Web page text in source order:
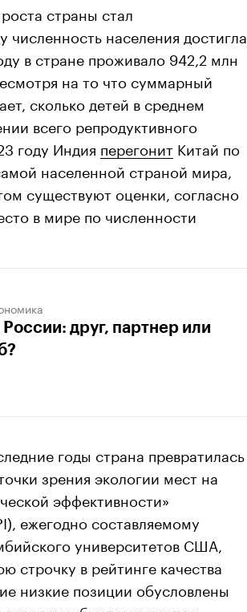
страны стал
населения достигла
в стране проживало 942,2 млн
на то что суммарный
сколько детей в среднем
всего репродуктивного
году Индия перегонит Китай по
населенной страной мира,
существуют оценки, согласно
в мире по численности
друг, партнер или
годы страна превратилась
зрения экологии мест на
эффективности»
ежегодно составляемому
университетов США,
строчку в рейтинге качества
низкие позиции обусловлены